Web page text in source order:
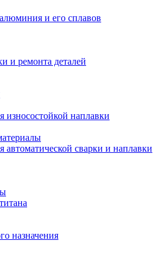
и его сплавов
и ремонта деталей
наплавки
сварки и наплавки
назначения